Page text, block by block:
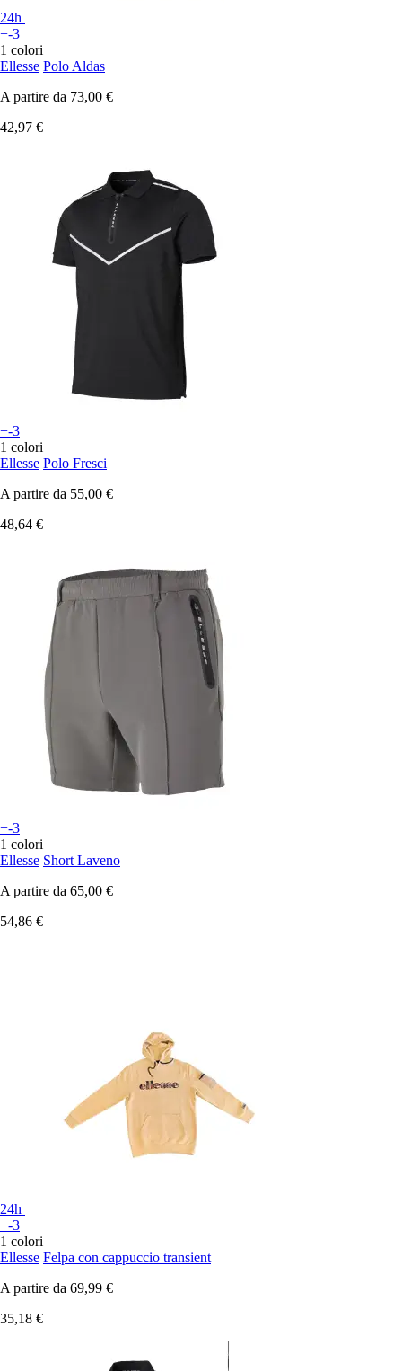
24h
+-3
1 colori
Ellesse Polo Aldas
A partire da 73,00 €
42,97 €
+-3
1 colori
Ellesse Polo Fresci
A partire da 55,00 €
48,64 €
+-3
1 colori
Ellesse Short Laveno
A partire da 65,00 €
54,86 €
24h
+-3
1 colori
Ellesse Felpa con cappuccio transient
A partire da 69,99 €
35,18 €